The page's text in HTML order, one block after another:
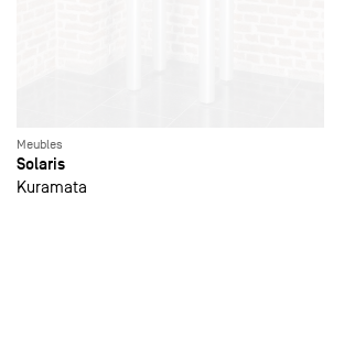
Meubles
Solaris
Kuramata